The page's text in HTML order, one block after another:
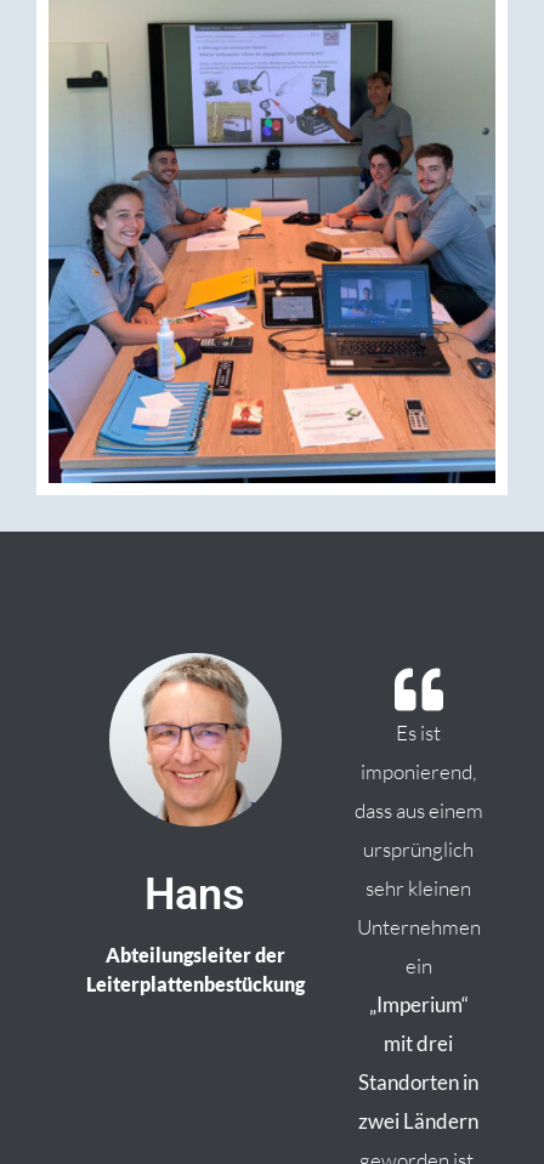
Hans
Abteilungsleiter der
Leiterplattenbestückung
Es ist
imponierend,
dass aus einem
ursprünglich
sehr kleinen
Unternehmen
ein
„Imperium“
mit drei
Standorten in
zwei Ländern